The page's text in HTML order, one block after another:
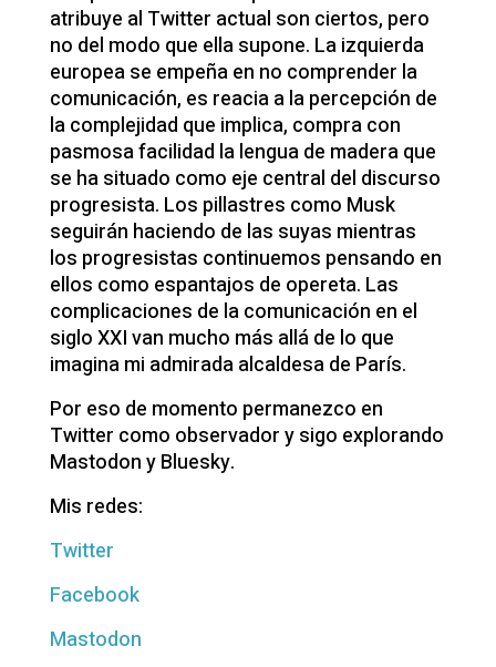
atribuye al Twitter actual son ciertos, pero
no del modo que ella supone. La izquierda
europea se empeña en no comprender la
comunicación, es reacia a la percepción de
la complejidad que implica, compra con
pasmosa facilidad la lengua de madera que
se ha situado como eje central del discurso
progresista. Los pillastres como Musk
seguirán haciendo de las suyas mientras
los progresistas continuemos pensando en
ellos como espantajos de opereta. Las
complicaciones de la comunicación en el
siglo XXI van mucho más allá de lo que
imagina mi admirada alcaldesa de París.
Por eso de momento permanezco en
Twitter como observador y sigo explorando
Mastodon y Bluesky.
Mis redes:
Twitter
Facebook
Mastodon